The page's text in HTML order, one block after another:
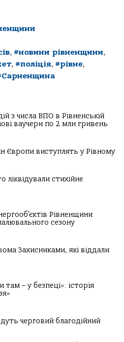
, #новини рівненщини,
, #поліція, #рівне,
з числа ВПО в Рівненській
ваучери по 2 млн гривень
Європи виступлять у Рівному
ліквідували стихійне
Рівненщини
сезону
Захисниками, які віддали
там – у безпеці»: історія
черговий благодійний